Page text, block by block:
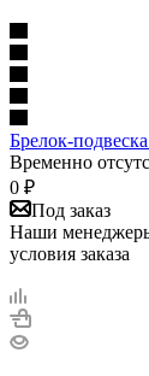
Брелок-
Временно
0 ₽
Под заказ
Наши менеджеры
условия заказа